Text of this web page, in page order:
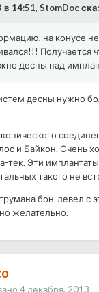
в 14:51, StomDoc
на конусе
Получается
десны над
десны нужно
и Байкон. Очень
тек. Эти
такого не
бон-левел с
желательно.
4 декабря, 2013